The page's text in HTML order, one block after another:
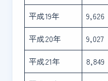
平成19年
9,626
平成20年
9,027
平成21年
8,849